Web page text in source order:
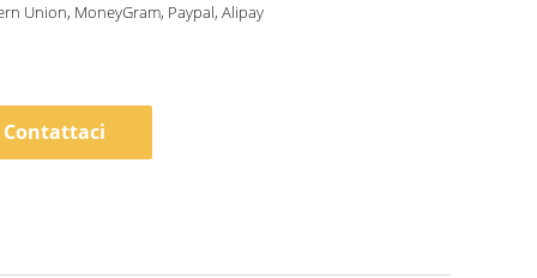
Union, MoneyGram, Paypal, Alipay
Contattaci